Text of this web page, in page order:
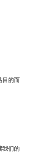
目的而
我们的